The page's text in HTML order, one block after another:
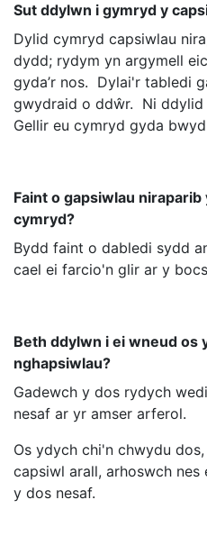
Sut ddylwn i gymryd y
Dylid cymryd capsiwlau
dydd; rydym yn argymell
gyda’r nos. Dylai'r tabledi
gwydraid o ddŵr. Ni ddylid
Gellir eu cymryd gyda
Faint o gapsiwlau niraparib
cymryd?
Bydd faint o dabledi sydd
cael ei farcio'n glir ar y
Beth ddylwn i ei wneud os
nghapsiwlau?
Gadewch y dos rydych
nesaf ar yr amser arferol.
Os ydych chi'n chwydu
capsiwl arall, arhoswch
y dos nesaf.